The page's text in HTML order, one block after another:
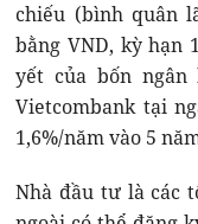
chiếu (bình quân
bằng VND, kỳ hạn
yết của bốn ngân
Vietcombank tại
1,6%/năm vào 5
Nhà đầu tư là các